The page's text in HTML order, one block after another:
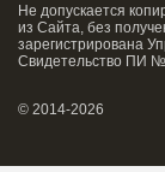
Не допускается
из Сайта, без
зарегистрирована
Свидетельство ПИ
© 2014-2026